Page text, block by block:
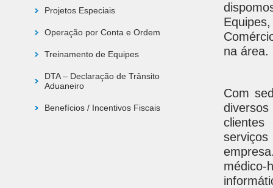
Projetos Especiais
Operação por Conta e Ordem
Treinamento de Equipes
DTA – Declaração de Trânsito
Aduaneiro
Benefícios / Incentivos Fiscais
na área.
Com